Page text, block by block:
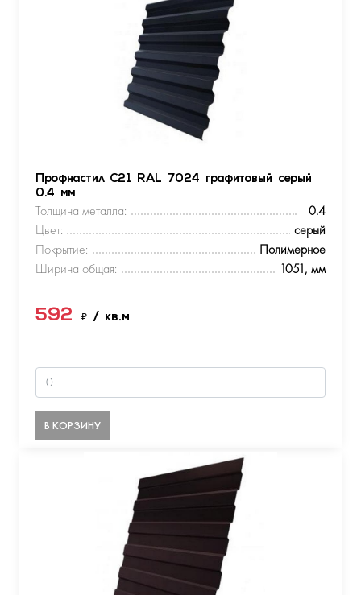
Профнастил С21 RAL 7024 графитовый серый
0.4 мм
Толщина металла:
0.4
Цвет:
серый
Покрытие:
Полимерное
Ширина общая:
1051, мм
592 ₽ / кв.м
В КОРЗИНУ